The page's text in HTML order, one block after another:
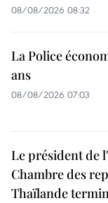
08/08/2026 08:32
La Police
ans
08/08/2026 07:03
Le président de
Chambre des
Thaïlande